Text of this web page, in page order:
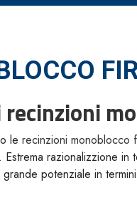
recinzioni
le recinzioni monoblocco
. Estrema razionalizzione in
potenziale in